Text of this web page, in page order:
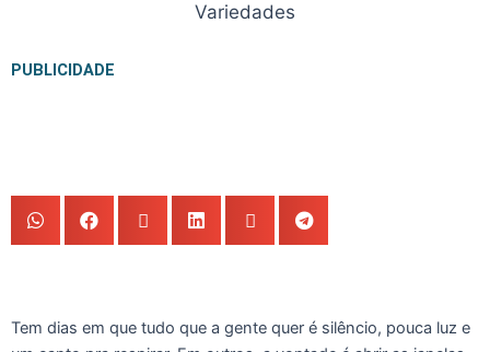
Variedades
PUBLICIDADE
Tem dias em que tudo que a gente quer é silêncio, pouca luz e